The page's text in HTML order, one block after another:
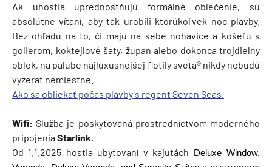
Ak uhostia uprednostňujú formálne oblečenie, sú
absolútne vítaní, aby tak urobili ktorúkoľvek noc plavby.
Bez ohľadu na to, či majú na sebe nohavice a košeľu s
golierom, koktejlové šaty, župan alebo dokonca trojdielny
oblek, na palube najluxusnejšej flotily sveta® nikdy nebudú
vyzerať nemiestne.
Ako sa obliekať počas plavby s regent Seven Seas.
Wifi:Služba je poskytovaná prostredníctvom moderného
pripojenia Starlink.
Od 1.1.2025 hostia ubytovaní v kajutách Deluxe Window,